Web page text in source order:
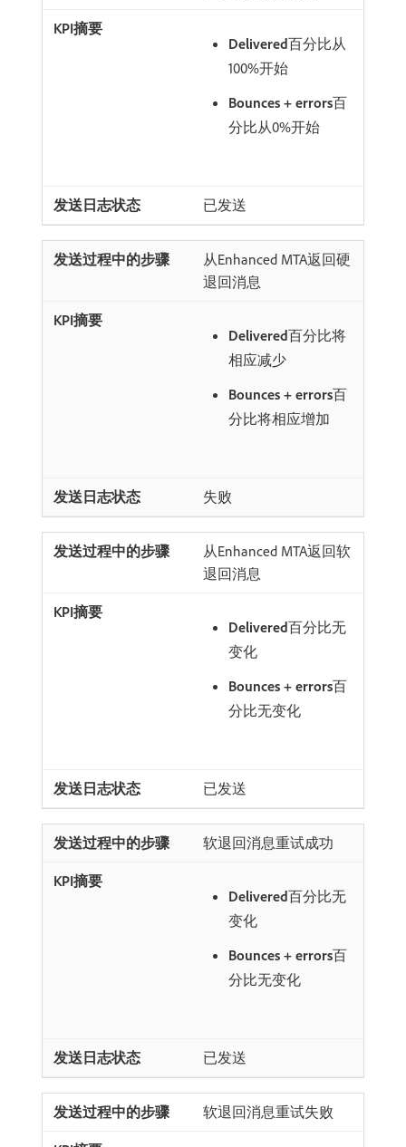
Delivered​百分比从
100%开始
Bounces + errors​百
分比从0%开始
已发送
从Enhanced MTA返回硬
退回消息
Delivered​百分比将
相应减少
Bounces + errors​百
分比将相应增加
失败
从Enhanced MTA返回软
退回消息
Delivered​百分比无
变化
Bounces + errors​百
分比无变化
已发送
软退回消息重试成功
Delivered​百分比无
变化
Bounces + errors​百
分比无变化
已发送
软退回消息重试失败